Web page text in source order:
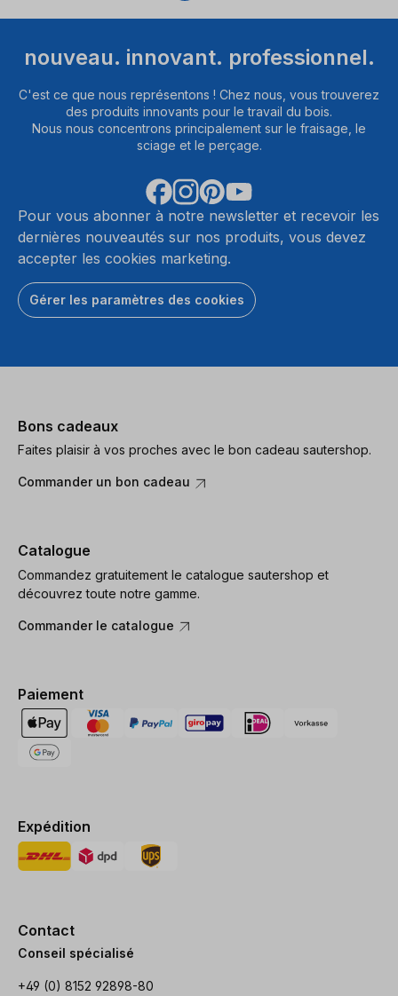
nouveau. innovant. professionnel.
C'est ce que nous représentons ! Chez nous, vous trouverez
des produits innovants pour le travail du bois.
Nous nous concentrons principalement sur le fraisage, le
sciage et le perçage.
Pour vous abonner à notre newsletter et recevoir les
dernières nouveautés sur nos produits, vous devez
accepter les cookies marketing.
Gérer les paramètres des cookies
Bons cadeaux
Faites plaisir à vos proches avec le bon cadeau sautershop.
Commander un bon cadeau
Catalogue
Commandez gratuitement le catalogue sautershop et
découvrez toute notre gamme.
Commander le catalogue
Paiement
Expédition
Contact
Conseil spécialisé
+49 (0) 8152 92898-80